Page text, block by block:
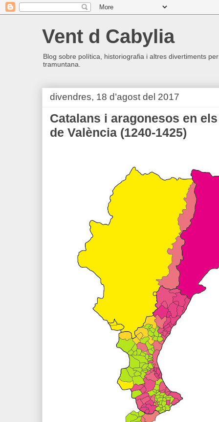
Vent d Cabylia
Blog sobre política, historiografia i altres divertiments
tramuntana.
divendres, 18 d’agost del 2017
Catalans i aragonesos en
de València (1240-1425)